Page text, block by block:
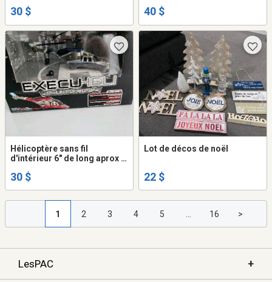
30 $ 40 $
Hélicoptère sans fil
d'intérieur 6" de long aprox .
30 $
Lot de décos de noël
22 $
1 2 3 4 5 16 >
LesPAC +